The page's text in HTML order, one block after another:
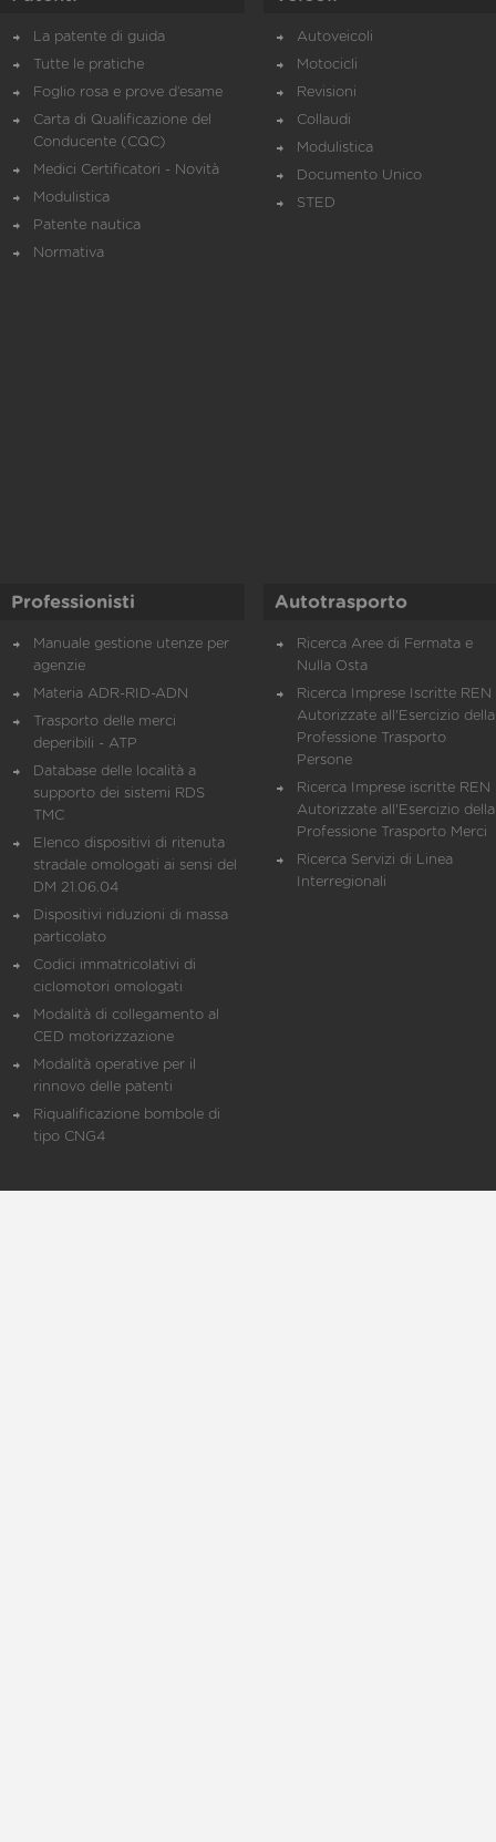
La patente di guida
Tutte le pratiche
Foglio rosa e prove d’esame
Carta di Qualificazione del
Conducente (CQC)
Medici Certificatori - Novità
Modulistica
Patente nautica
Normativa
Autoveicoli
Motocicli
Revisioni
Collaudi
Modulistica
Documento Unico
STED
Professionisti
Manuale gestione utenze per
agenzie
Materia ADR-RID-ADN
Trasporto delle merci
deperibili - ATP
Database delle località a
supporto dei sistemi RDS
TMC
Elenco dispositivi di ritenuta
stradale omologati ai sensi del
DM 21.06.04
Dispositivi riduzioni di massa
particolato
Codici immatricolativi di
ciclomotori omologati
Modalità di collegamento al
CED motorizzazione
Modalità operative per il
rinnovo delle patenti
Riqualificazione bombole di
tipo CNG4
Autotrasporto
Ricerca Aree di Fermata e
Nulla Osta
Ricerca Imprese Iscritte REN
Autorizzate all'Esercizio della
Professione Trasporto
Persone
Ricerca Imprese iscritte REN
Autorizzate all'Esercizio della
Professione Trasporto Merci
Ricerca Servizi di Linea
Interregionali